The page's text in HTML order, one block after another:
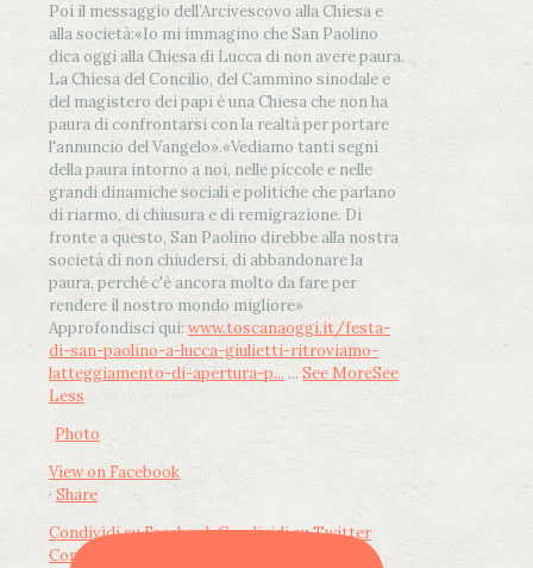
Poi il messaggio dell’Arcivescovo alla Chiesa e
alla società:«Io mi immagino che San Paolino
dica oggi alla Chiesa di Lucca di non avere paura.
La Chiesa del Concilio, del Cammino sinodale e
del magistero dei papi è una Chiesa che non ha
paura di confrontarsi con la realtà per portare
l'annuncio del Vangelo».«Vediamo tanti segni
della paura intorno a noi, nelle piccole e nelle
grandi dinamiche sociali e politiche che parlano
di riarmo, di chiusura e di remigrazione. Di
fronte a questo, San Paolino direbbe alla nostra
società di non chiudersi, di abbandonare la
paura, perché c'è ancora molto da fare per
rendere il nostro mondo migliore»
Approfondisci qui: www.toscanaoggi.it/festa-
di-san-paolino-a-lucca-giulietti-ritroviamo-
latteggiamento-di-apertura-p... ... See MoreSee
Less
Photo
View on Facebook
· Share
Condividi su FacebookCondividi su Twitter
Condividi su LinkedIn